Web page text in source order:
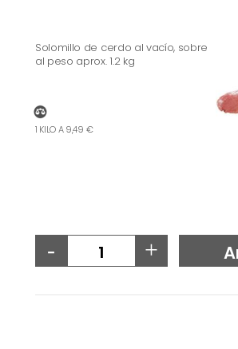
Solomillo de cerdo al vacío, sobre
al peso aprox. 1.2 kg
1 KILO A 9,49 €
- +